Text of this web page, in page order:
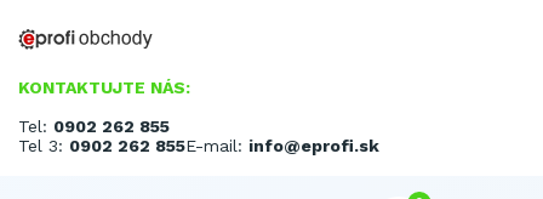
KONTAKTUJTE NÁS:
Tel: 0902 262 855
Tel 3: 0902 262 855E-mail: info@eprofi.sk